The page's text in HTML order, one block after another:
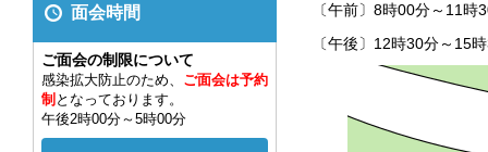
〔午前〕8時00分～11時
〔午後〕12時30分～15
面会時間
ご面会の制限について
感染拡大防止のため、 ご面会は予約
制 となっております。
午後2時00分～5時00分